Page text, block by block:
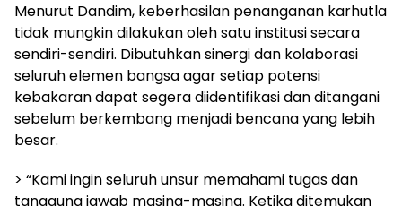
Menurut Dandim, keberhasilan penanganan karhutla
tidak mungkin dilakukan oleh satu institusi secara
sendiri-sendiri. Dibutuhkan sinergi dan kolaborasi
seluruh elemen bangsa agar setiap potensi
kebakaran dapat segera diidentifikasi dan ditangani
sebelum berkembang menjadi bencana yang lebih
besar.
> “Kami ingin seluruh unsur memahami tugas dan
tanggung jawab masing-masing. Ketika ditemukan